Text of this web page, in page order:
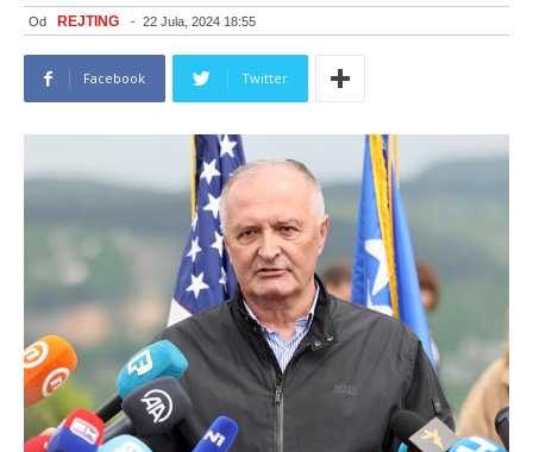
Od REJTING - 22 Jula, 2024 18:55
Facebook Twitter